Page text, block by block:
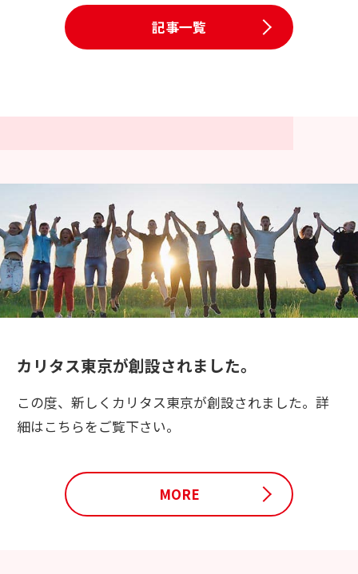
記事一覧
カリタス東京が創設されました。
この度、新しくカリタス東京が創設されました。詳
細はこちらをご覧下さい。
MORE